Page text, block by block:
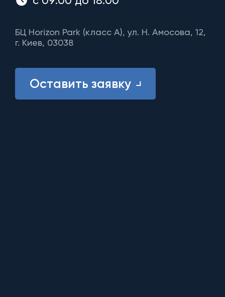
БЦ Horizon Park (класс A), ул. Н. Амосова, 12,
г. Киев, 03038
Оставить заявку